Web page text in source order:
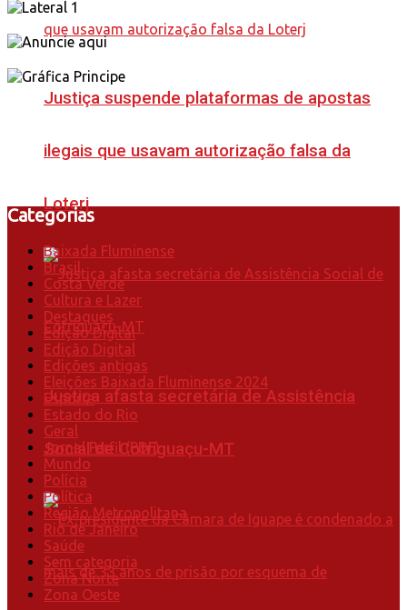
Justiça suspende plataformas de apostas
ilegais que usavam autorização falsa da
Loterj
Justiça afasta secretária de Assistência
Social de Cotriguaçu-MT
Categorias
Baixada Fluminense
Brasil
Costa Verde
Cultura e Lazer
Destaques
Edição Digital
Edição Digital
Edições antigas
Eleições Baixada Fluminense 2024
Esporte
Estado do Rio
Geral
Jornal Perfil (PDF)
Mundo
Polícia
Política
Região Metropolitana
Rio de Janeiro
Saúde
Sem categoria
Zona Norte
Zona Oeste